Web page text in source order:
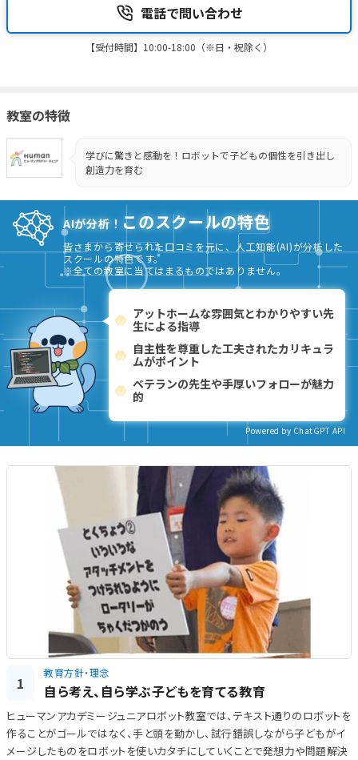
電話で問い合わせ
【受付時間】10:00-18:00（※日・祝除く）
教室の特徴
学びに驚きと感動を！ロボットで子どもの個性を引き出し
創造力を育む
AIが分析！ このスクールの特色
皆さまから寄せられた口コミを元に、人工知能(AI)が分析した
スクールの特色です。
※全ての教室に当てはまるものではありません。
アットホームな雰囲気とわかりやすい先
生による指導
自主性を尊重した工夫されたカリキュラ
ムがポイント
ベテランの先生や手厚いフォローが魅力
的
Powered by ChatGPT API
1
教育方針・理念
自ら考え、自ら学ぶ子どもを育てる教育
ヒューマンアカデミージュニアロボット教室では、テキスト通りのロボットを
作ることがゴールではなく、手と頭を動かし、試行錯誤しながら子どもがイ
メージしたものをロボットを使いカタチにしていくことで発想力や問題解決